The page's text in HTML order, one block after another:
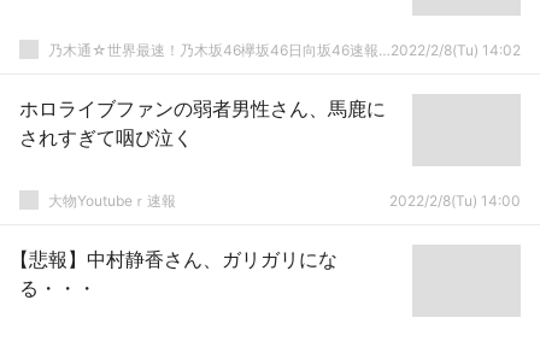
乃木通☆世界最速！乃木坂46欅坂46日向坂46速報まとめ2022/2/8(Tu) 14:02
ホロライブファンの弱者男性さん、馬鹿に
されすぎて咽び泣く
大物Youtubeｒ速報 2022/2/8(Tu) 14:00
【悲報】中村静香さん、ガリガリにな
る・・・